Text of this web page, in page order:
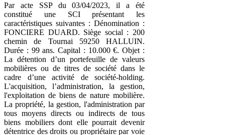
Par acte SSP du 03/04/2023, il a été
constitué une SCI présentant les
caractéristiques suivantes : Dénomination :
FONCIERE DUARD. Siège social : 200
chemin de Tournai 59250 HALLUIN.
Durée : 99 ans. Capital : 10.000 €. Objet :
La détention d’un portefeuille de valeurs
mobilières ou de titres de société dans le
cadre d’une activité de société-holding.
L'acquisition, l’administration, la gestion,
l'exploitation de biens de nature mobilière.
La propriété, la gestion, l'administration par
tous moyens directs ou indirects de tous
biens mobiliers dont elle pourrait devenir
détentrice des droits ou propriétaire par voie